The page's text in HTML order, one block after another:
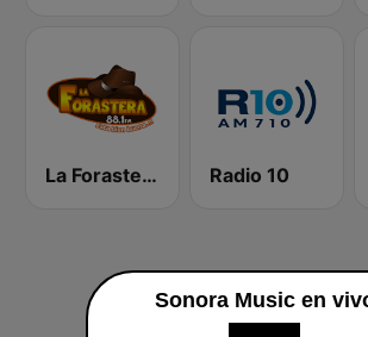
La Forastera Radio 10
Sonora Music en